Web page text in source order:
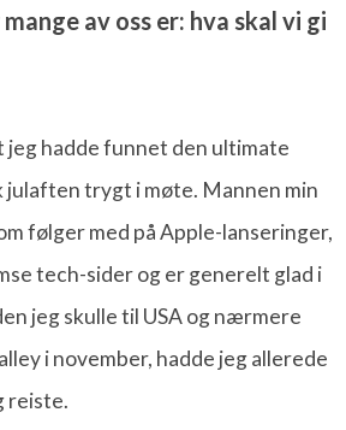
av oss er: hva skal vi gi
jeg hadde funnet den ultimate
julaften trygt i møte. Mannen min
følger med på Apple-lanseringer,
tech-sider og er generelt glad i
jeg skulle til USA og nærmere
i november, hadde jeg allerede
reiste.